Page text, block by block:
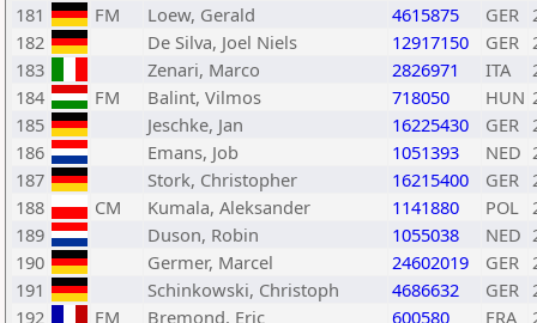
181
FM Loew, Gerald 4615875 GER
182
De Silva, Joel Niels 12917150 GER
183
Zenari, Marco 2826971 ITA
184
FM Balint, Vilmos 718050 HUN
185
Jeschke, Jan 16225430 GER
186
Emans, Job 1051393 NED
187
Stork, Christopher 16215400 GER
188
CM Kumala, Aleksander 1141880 POL
189
Duson, Robin 1055038 NED
190
Germer, Marcel 24602019 GER
191
Schinkowski, Christoph 4686632 GER
192
FM Bremond, Eric 600580 FRA